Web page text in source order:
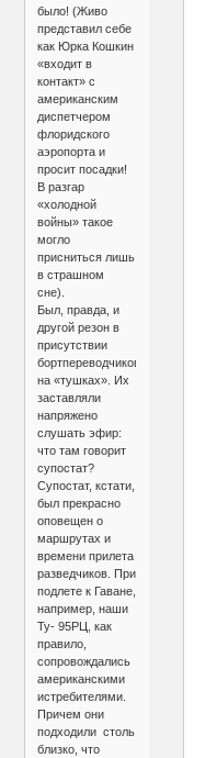
было! (Живо
представил себе
как Юрка Кошкин
«входит в
контакт» с
американским
диспетчером
флоридского
аэропорта и
просит посадки!
В разгар
«холодной
войны» такое
могло
присниться лишь
в страшном
сне).
Был, правда, и
другой резон в
присутствии
бортпереводчиков
на «тушках». Их
заставляли
напряжено
слушать эфир:
что там говорит
супостат?
Супостат, кстати,
был прекрасно
оповещен о
маршрутах и
времени прилета
разведчиков. При
подлете к Гаване,
например, наши
Ту- 95РЦ, как
правило,
сопровождались
американскими
истребителями.
Причем они
подходили столь
близко, что